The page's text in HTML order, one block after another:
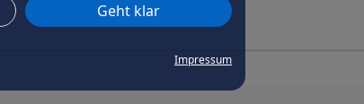
Geht klar
Impressum